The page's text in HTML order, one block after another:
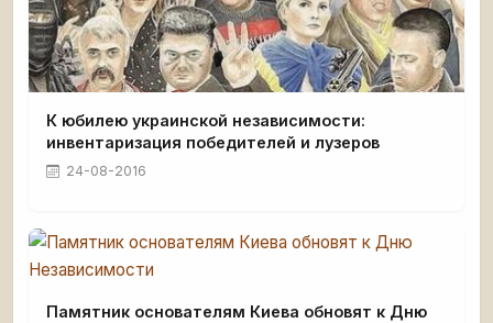
К юбилею украинской независимости:
инвентаризация победителей и лузеров
24-08-2016
Памятник основателям Киева обновят к Дню